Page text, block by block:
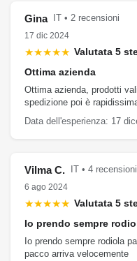
Gina
IT • 2 recensioni
17 dic 2024
★★★★★ Valutata 5
Ottima azienda
Ottima azienda, prodotti
spedizione poi è
Data dell'esperienza: 17
Vilma C.
IT • 4 recensioni
6 ago 2024
★★★★★ Valutata 5
Io prendo sempre
Io prendo sempre rodiola
pacco arriva velocemente